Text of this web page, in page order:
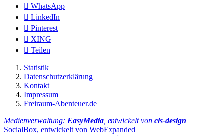
WhatsApp
LinkedIn
Pinterest
XING
Teilen
Statistik
Datenschutzerklärung
Kontakt
Impressum
Freiraum-Abenteuer.de
Medienverwaltung: EasyMedia , entwickelt von cls-design
SocialBox, entwickelt von WebExpanded